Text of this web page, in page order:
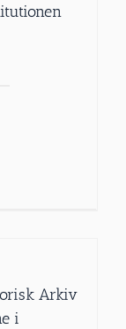
Arkiv
i